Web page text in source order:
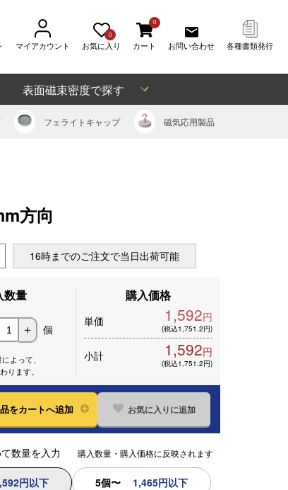
マイアカウント
0
お気に入り
0
カート お問い合わせ 各種書類発行
表面磁束密度で探す
フェライト キャップ 磁気応用製品
方向
16時までのご注文で当日出荷可能
数量
＋ 個
よって、
ります。
購入価格
単価 1,592円
(税込1,751.2円)
小計 1,592円
(税込1,751.2円)
をカートへ追加 お気に入りに追加
数量を入力 購入数量・購入価格に反映されます
円以下 5個〜 1,465円以下